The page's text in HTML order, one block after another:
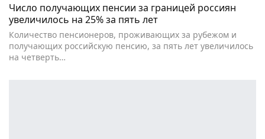
Число получающих пенсии за границей россиян
увеличилось на 25% за пять лет
Количество пенсионеров, проживающих за рубежом и
получающих российскую пенсию, за пять лет увеличилось
на четверть…